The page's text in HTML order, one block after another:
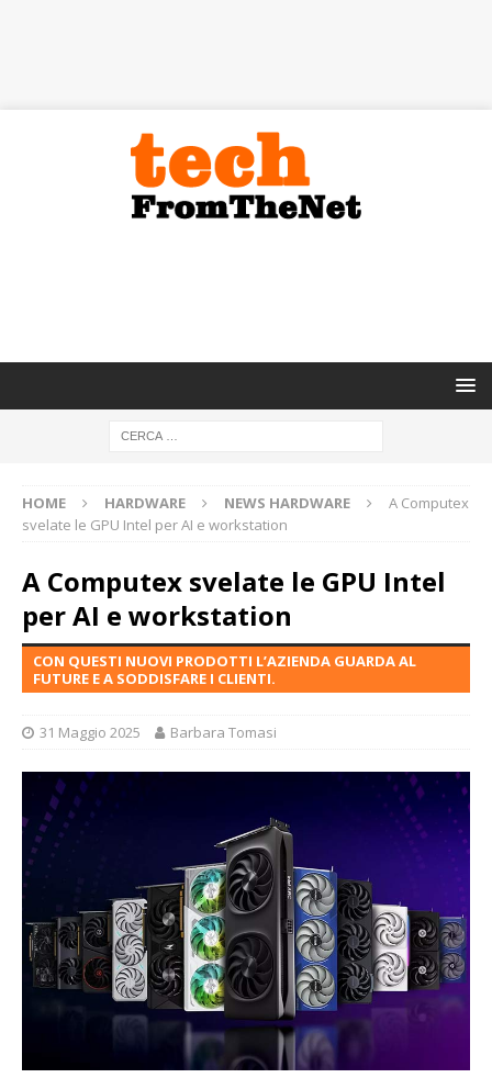
HOME HARDWARE NEWS HARDWARE
A Computex
svelate le GPU Intel per AI e workstation
A Computex svelate le GPU Intel
per AI e workstation
CON QUESTI NUOVI PRODOTTI L’AZIENDA GUARDA AL
FUTURE E A SODDISFARE I CLIENTI.
31 Maggio 2025 Barbara Tomasi